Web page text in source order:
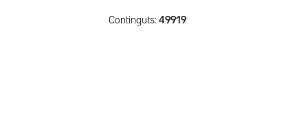
Continguts: 49919